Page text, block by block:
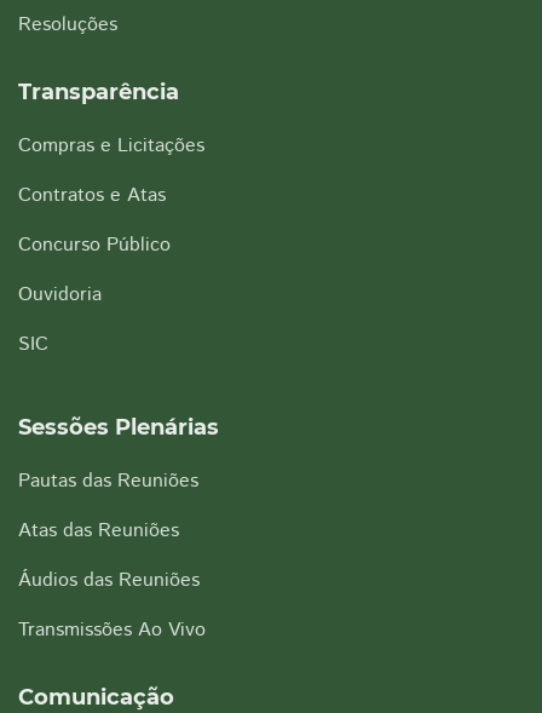
Resoluções
Transparência
Compras e Licitações
Contratos e Atas
Concurso Público
Ouvidoria
SIC
Sessões Plenárias
Pautas das Reuniões
Atas das Reuniões
Áudios das Reuniões
Transmissões Ao Vivo
Comunicação